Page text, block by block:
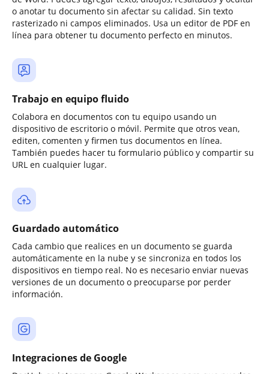
o anotar tu documento sin afectar su calidad. Sin texto
rasterizado ni campos eliminados. Usa un editor de PDF en
línea para obtener tu documento perfecto en minutos.
Trabajo en equipo fluido
Colabora en documentos con tu equipo usando un
dispositivo de escritorio o móvil. Permite que otros vean,
editen, comenten y firmen tus documentos en línea.
También puedes hacer tu formulario público y compartir su
URL en cualquier lugar.
Guardado automático
Cada cambio que realices en un documento se guarda
automáticamente en la nube y se sincroniza en todos los
dispositivos en tiempo real. No es necesario enviar nuevas
versiones de un documento o preocuparse por perder
información.
Integraciones de Google